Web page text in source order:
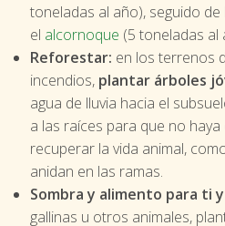
toneladas al año), seguido de
el alcornoque (5 toneladas al
Reforestar: en los terrenos
incendios, plantar árboles
agua de lluvia hacia el
a las raíces para que no
recuperar la vida animal,
anidan en las ramas.
Sombra y alimento para ti
gallinas u otros animales,